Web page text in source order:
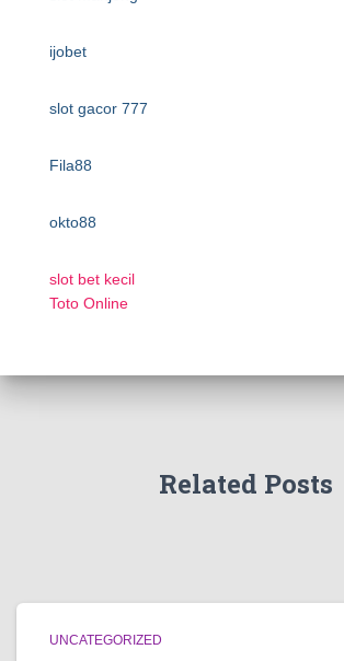
ijobet
slot gacor 777
Fila88
okto88
slot bet kecil
Toto Online
Related Posts
UNCATEGORIZED